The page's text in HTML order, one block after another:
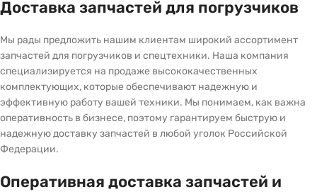
Доставка запчастей для погрузчиков
Мы рады предложить нашим клиентам широкий ассортимент
запчастей для погрузчиков и спецтехники. Наша компания
специализируется на продаже высококачественных
комплектующих, которые обеспечивают надежную и
эффективную работу вашей техники. Мы понимаем, как важна
оперативность в бизнесе, поэтому гарантируем быструю и
надежную доставку запчастей в любой уголок Российской
Федерации.
Оперативная доставка запчастей и